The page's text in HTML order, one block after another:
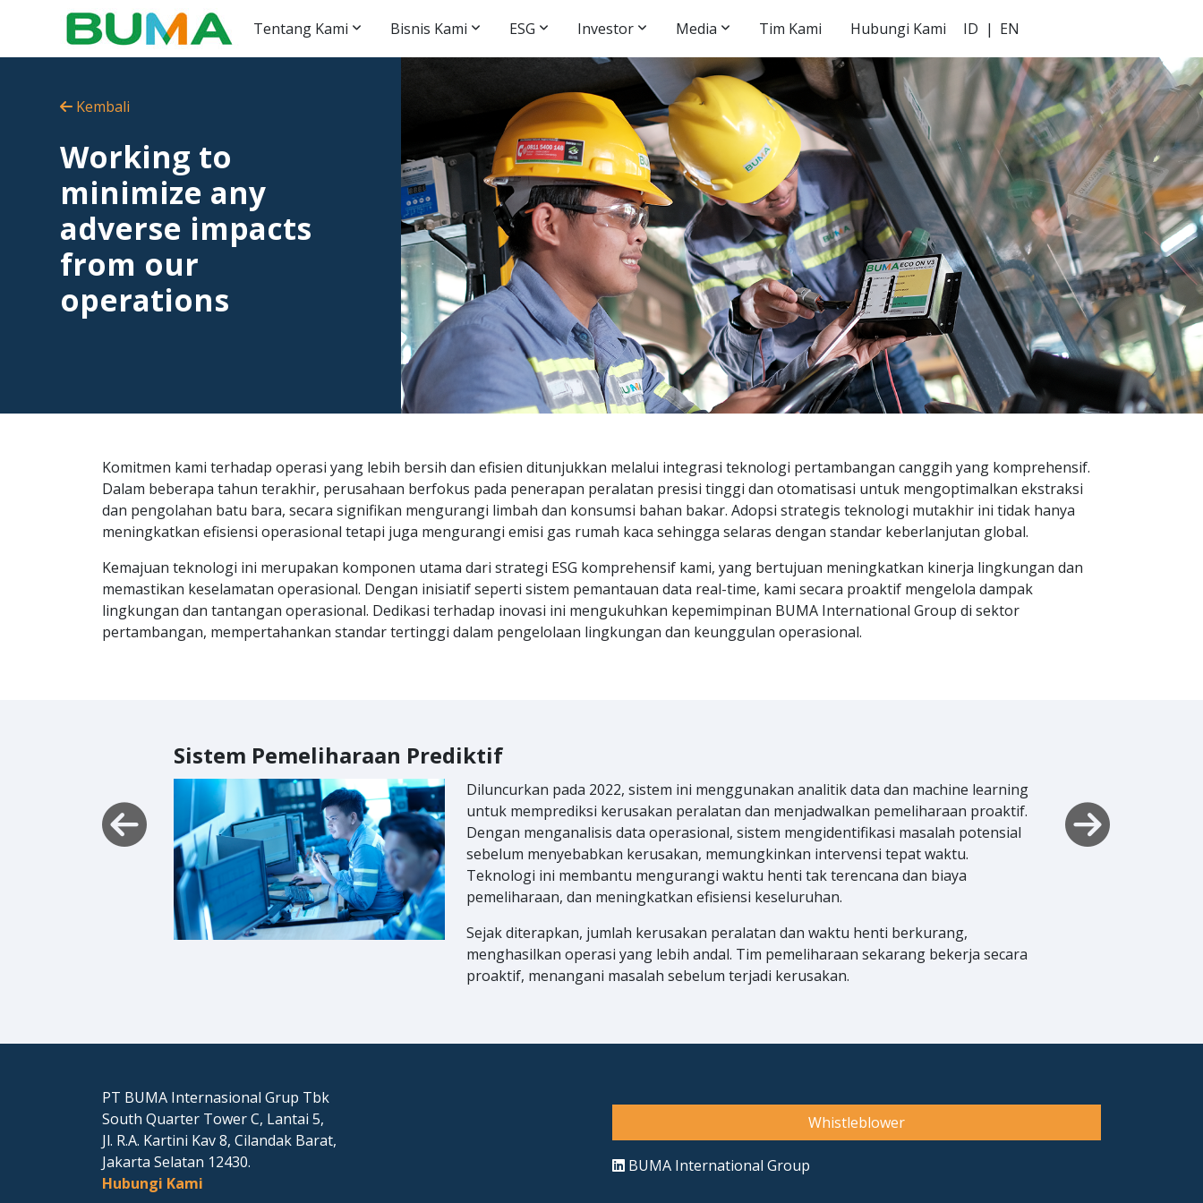
Tentang Kami Bisnis Kami ESG Investor Media Tim Kami Hubungi Kami ID | EN
Kembali
Working to
minimize any
adverse impacts
from our
operations
Komitmen kami terhadap operasi yang lebih bersih dan efisien ditunjukkan melalui integrasi teknologi pertambangan canggih yang komprehensif.
Dalam beberapa tahun terakhir, perusahaan berfokus pada penerapan peralatan presisi tinggi dan otomatisasi untuk mengoptimalkan ekstraksi
dan pengolahan batu bara, secara signifikan mengurangi limbah dan konsumsi bahan bakar. Adopsi strategis teknologi mutakhir ini tidak hanya
meningkatkan efisiensi operasional tetapi juga mengurangi emisi gas rumah kaca sehingga selaras dengan standar keberlanjutan global.
Kemajuan teknologi ini merupakan komponen utama dari strategi ESG komprehensif kami, yang bertujuan meningkatkan kinerja lingkungan dan
memastikan keselamatan operasional. Dengan inisiatif seperti sistem pemantauan data real-time, kami secara proaktif mengelola dampak
lingkungan dan tantangan operasional. Dedikasi terhadap inovasi ini mengukuhkan kepemimpinan BUMA International Group di sektor
pertambangan, mempertahankan standar tertinggi dalam pengelolaan lingkungan dan keunggulan operasional.
Sistem Pemeliharaan Prediktif
Diluncurkan pada 2022, sistem ini menggunakan analitik data dan machine learning
untuk memprediksi kerusakan peralatan dan menjadwalkan pemeliharaan proaktif.
Dengan menganalisis data operasional, sistem mengidentifikasi masalah potensial
sebelum menyebabkan kerusakan, memungkinkan intervensi tepat waktu.
Teknologi ini membantu mengurangi waktu henti tak terencana dan biaya
pemeliharaan, dan meningkatkan efisiensi keseluruhan.
Sejak diterapkan, jumlah kerusakan peralatan dan waktu henti berkurang,
menghasilkan operasi yang lebih andal. Tim pemeliharaan sekarang bekerja secara
proaktif, menangani masalah sebelum terjadi kerusakan.
Sistem Manajemen Armada Digital (DFMS)
Sistem real-time ini mengoptimalkan penggunaan kendaraan dan jadwal
pemeliharaan, memastikan kendaraan digunakan secara efisien dan meminimalisir
waktu henti. Sejak diluncurkan, DFMS telah meningkatkan efisiensi operasional dan
mengurangi waktu henti dengan menyederhanakan manajemen armada melalui
pemantauan real-time dan analitik data canggih. Sistem ini telah mengurangi biaya
pemeliharaan dan meningkatkan kinerja kendaraan. Selain itu, pelatihan karyawan
PT BUMA Internasional Grup Tbk
South Quarter Tower C, Lantai 5,
Jl. R.A. Kartini Kav 8, Cilandak Barat,
Jakarta Selatan 12430.
Hubungi Kami
Whistleblower
BUMA International Group